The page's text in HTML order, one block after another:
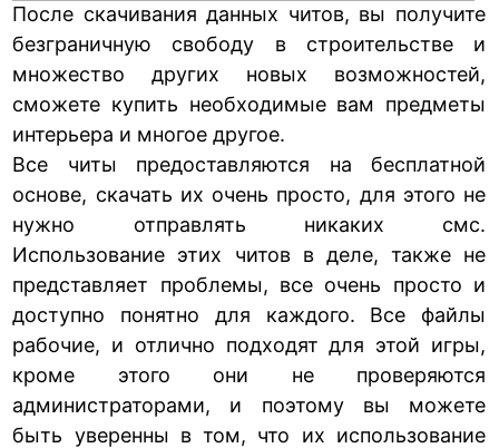
После скачивания данных читов, вы получите
безграничную свободу в строительстве и
множество других новых возможностей,
сможете купить необходимые вам предметы
интерьера и многое другое.
Все читы предоставляются на бесплатной
основе, скачать их очень просто, для этого не
нужно отправлять никаких смс.
Использование этих читов в деле, также не
представляет проблемы, все очень просто и
доступно понятно для каждого. Все файлы
рабочие, и отлично подходят для этой игры,
кроме этого они не проверяются
администраторами, и поэтому вы можете
быть уверенны в том, что их использование